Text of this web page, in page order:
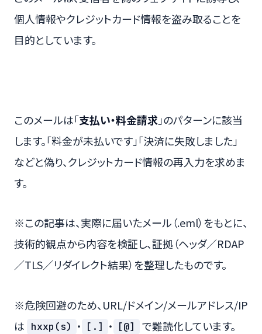
個人情報やクレジットカード情報を盗み取ることを
目的としています。
このメールは「支払い・料金請求」のパターンに該当
します。「料金が未払いです」「決済に失敗しました」
などと偽り、クレジットカード情報の再入力を求めま
す。
※この記事は、実際に届いたメール（.eml）をもとに、
技術的観点から内容を検証し、証拠（ヘッダ／RDAP
／TLS／リダイレクト結果）を整理したものです。
※危険回避のため、URL/ドメイン/メールアドレス/IP
は hxxp(s) ・ [.] ・ [@] で難読化しています。